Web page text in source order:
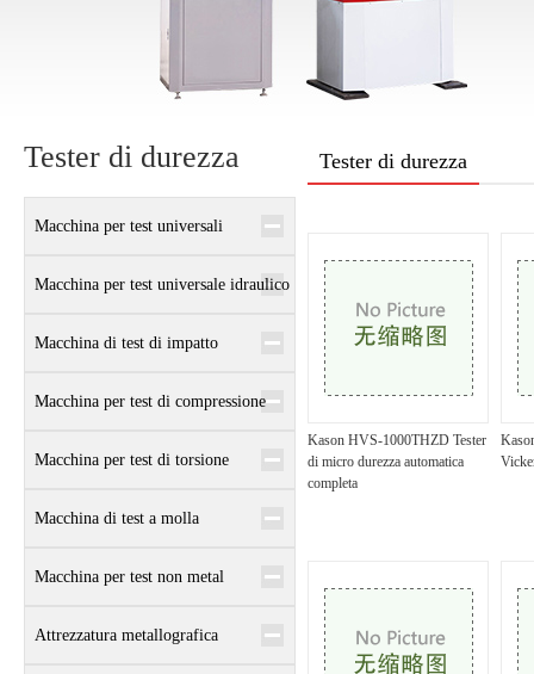
Tester di durezza
Macchina per test universali
elettronici
Macchina per test universale idraulico
Macchina di test di impatto
Macchina per test di compressione
Macchina per test di torsione
Macchina di test a molla
Macchina per test non metal
Attrezzatura metallografica
Tester di durezza
Kason HVS-1000THZD Tester
di micro durezza automatica
completa